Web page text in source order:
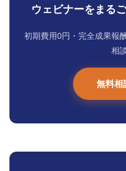
ウェビナーをまる
初期費用0円・完全成果報
相
無料相